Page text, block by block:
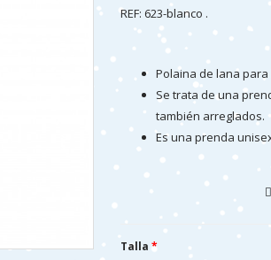
REF: 623-blanco .
Polaina de lana para
Se trata de una
también arreglados.
Es una prenda
Talla